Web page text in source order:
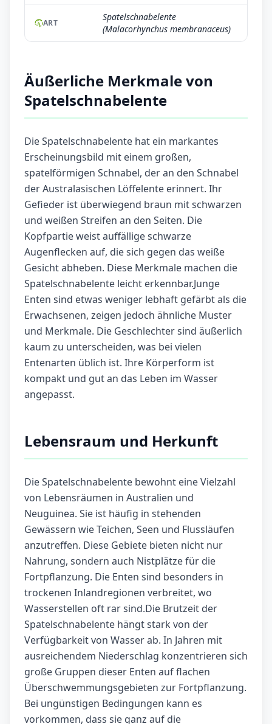
ART
Spatelschnabelente
(Malacorhynchus membranaceus)
Äußerliche Merkmale von
Spatelschnabelente
Die Spatelschnabelente hat ein markantes
Erscheinungsbild mit einem großen,
spatelförmigen Schnabel, der an den Schnabel
der Australasischen Löffelente erinnert. Ihr
Gefieder ist überwiegend braun mit schwarzen
und weißen Streifen an den Seiten. Die
Kopfpartie weist auffällige schwarze
Augenflecken auf, die sich gegen das weiße
Gesicht abheben. Diese Merkmale machen die
Spatelschnabelente leicht erkennbar.Junge
Enten sind etwas weniger lebhaft gefärbt als die
Erwachsenen, zeigen jedoch ähnliche Muster
und Merkmale. Die Geschlechter sind äußerlich
kaum zu unterscheiden, was bei vielen
Entenarten üblich ist. Ihre Körperform ist
kompakt und gut an das Leben im Wasser
angepasst.
Lebensraum und Herkunft
Die Spatelschnabelente bewohnt eine Vielzahl
von Lebensräumen in Australien und
Neuguinea. Sie ist häufig in stehenden
Gewässern wie Teichen, Seen und Flussläufen
anzutreffen. Diese Gebiete bieten nicht nur
Nahrung, sondern auch Nistplätze für die
Fortpflanzung. Die Enten sind besonders in
trockenen Inlandregionen verbreitet, wo
Wasserstellen oft rar sind.Die Brutzeit der
Spatelschnabelente hängt stark von der
Verfügbarkeit von Wasser ab. In Jahren mit
ausreichendem Niederschlag konzentrieren sich
große Gruppen dieser Enten auf flachen
Überschwemmungsgebieten zur Fortpflanzung.
Bei ungünstigen Bedingungen kann es
vorkommen, dass sie ganz auf die